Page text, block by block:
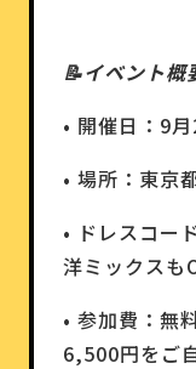
📝イベント概
• 開催日：9月
• 場所：東京
• ドレスコー
洋ミックスも
• 参加費：無
6,500円をご